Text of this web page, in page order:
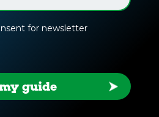
for newsletter
guide